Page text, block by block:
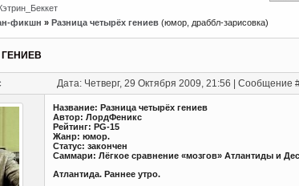
фикшн » Разница четырёх гениев (юмор, драббл-зарисовка)
Дата: Четверг, 29 Октября 2009, 21:56 | Сообщение
Название: Разница четырёх гениев
Автор: ЛордФеникс
Рейтинг: PG-15
Жанр: юмор.
Статус: закончен
Саммари: Лёгкое сравнение «мозгов» Атлантиды и
Атлантида. Раннее утро.